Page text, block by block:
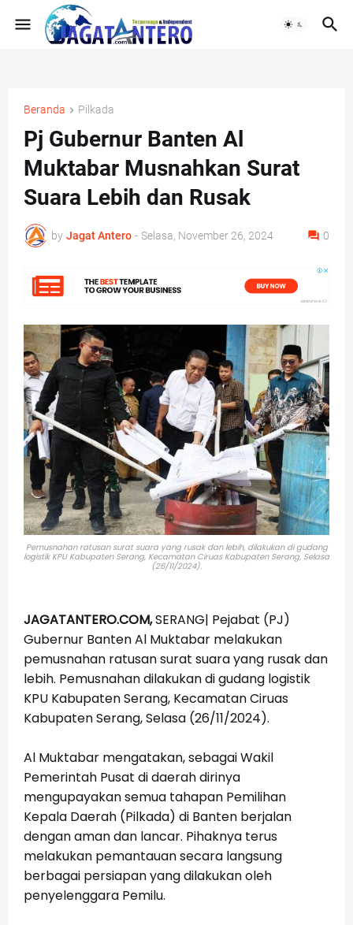
Beranda Pilkada
Pj Gubernur Banten Al
Muktabar Musnahkan Surat
Suara Lebih dan Rusak
by Jagat Antero - Selasa, November 26, 2024 0
Pemusnahan ratusan surat suara yang rusak dan lebih, dilakukan di gudang
logistik KPU Kabupaten Serang, Kecamatan Ciruas Kabupaten Serang, Selasa
(26/11/2024).
JAGATANTERO.COM,SERANG| Pejabat (PJ)
Gubernur Banten Al Muktabar melakukan
pemusnahan ratusan surat suara yang rusak dan
lebih. Pemusnahan dilakukan di gudang logistik
KPU Kabupaten Serang, Kecamatan Ciruas
Kabupaten Serang, Selasa (26/11/2024).
Al Muktabar mengatakan, sebagai Wakil
Pemerintah Pusat di daerah dirinya
mengupayakan semua tahapan Pemilihan
Kepala Daerah (Pilkada) di Banten berjalan
dengan aman dan lancar. Pihaknya terus
melakukan pemantauan secara langsung
berbagai persiapan yang dilakukan oleh
penyelenggara Pemilu.